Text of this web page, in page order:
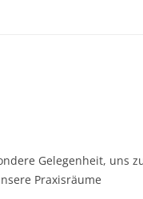
Gelegenheit, uns
Praxisräume